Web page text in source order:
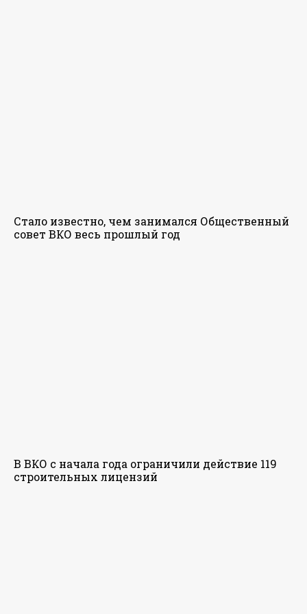
Стало известно, чем занимался Общественный
совет ВКО весь прошлый год
В ВКО с начала года ограничили действие 119
строительных лицензий